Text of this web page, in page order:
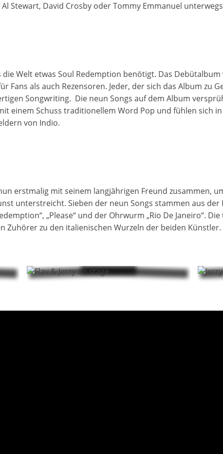
Stewart, David Crosby oder Tommy Emmanuel
Welt etwas Soul Redemption benötigt. Das
Fans als auch Rezensoren. Jeder, der sich das Album zu
Songwriting. Die neun Songs auf dem Album
einem Schuss traditionellem Word Pop und fühlen sich
von Indio.
erstmalig mit seinem langjährigen Freund zusammen,
unterstreicht. Sieben der neun Songs stammen aus der
„Please“ und der Ohrwurm „Rio De Janeiro“.
Zuhörer zu den italienischen Wurzeln der beiden Künstler.